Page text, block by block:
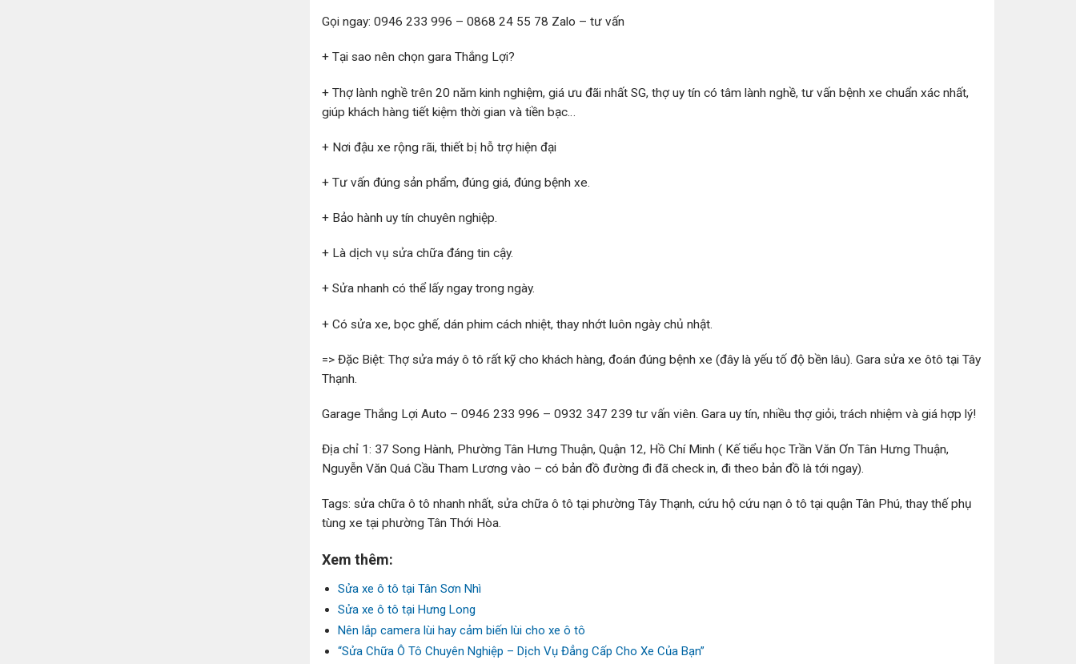
Gọi ngay: 0946 233 996 – 0868 24 55 78 Zalo – tư vấn
+ Tại sao nên chọn gara Thắng Lợi?
+ Thợ lành nghề trên 20 năm kinh nghiệm, giá ưu đãi nhất SG, thợ uy tín có tâm lành nghề, tư vấn bệnh xe chuẩn xác nhất,
giúp khách hàng tiết kiệm thời gian và tiền bạc…
+ Nơi đậu xe rộng rãi, thiết bị hỗ trợ hiện đại
+ Tư vấn đúng sản phẩm, đúng giá, đúng bệnh xe.
+ Bảo hành uy tín chuyên nghiệp.
+ Là dịch vụ sửa chữa đáng tin cậy.
+ Sửa nhanh có thể lấy ngay trong ngày.
+ Có sửa xe, bọc ghế, dán phim cách nhiệt, thay nhớt luôn ngày chủ nhật.
=> Đặc Biệt: Thợ sửa máy ô tô rất kỹ cho khách hàng, đoán đúng bệnh xe (đây là yếu tố độ bền lâu). Gara sửa xe ôtô tại Tây
Thạnh.
Garage Thắng Lợi Auto – 0946 233 996 – 0932 347 239 tư vấn viên. Gara uy tín, nhiều thợ giỏi, trách nhiệm và giá hợp lý!
Địa chỉ 1: 37 Song Hành, Phường Tân Hưng Thuận, Quận 12, Hồ Chí Minh ( Kế tiểu học Trần Văn Ơn Tân Hưng Thuận,
Nguyễn Văn Quá Cầu Tham Lương vào – có bản đồ đường đi đã check in, đi theo bản đồ là tới ngay).
Tags: sửa chữa ô tô nhanh nhất, sửa chữa ô tô tại phường Tây Thạnh, cứu hộ cứu nạn ô tô tại quận Tân Phú, thay thế phụ
tùng xe tại phường Tân Thới Hòa.
Xem thêm:
Sửa xe ô tô tại Tân Sơn Nhì
Sửa xe ô tô tại Hưng Long
Nên lắp camera lùi hay cảm biến lùi cho xe ô tô
“Sửa Chữa Ô Tô Chuyên Nghiệp – Dịch Vụ Đẳng Cấp Cho Xe Của Bạn”